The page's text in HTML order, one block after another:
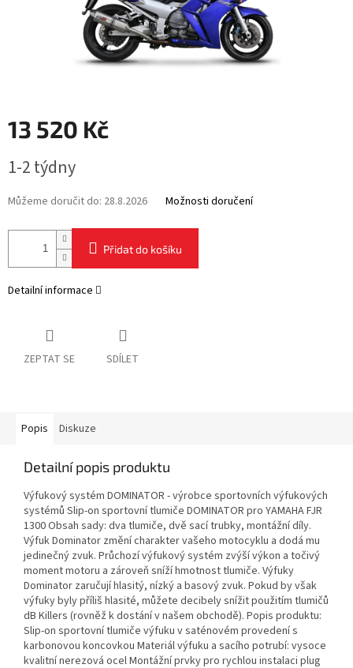
13 520 Kč
cena:
1-2 týdny
Můžeme doručit do: 28.8.2026 Možnosti doručení
Přidat do košíku
Detailní informace
ZEPTAT SE SDÍLET
Popis Diskuze
Detailní popis produktu
Výfukový systém DOMINATOR - výrobce sportovních výfukových
systémů Slip-on sportovní tlumiče DOMINATOR pro YAMAHA FJR
1300 Obsah sady: dva tlumiče, dvě sací trubky, montážní díly.
Výfuk Dominator změní charakter vašeho motocyklu a dodá mu
jedinečný zvuk. Průchozí výfukový systém zvýší výkon a točivý
moment motoru a zároveň sníží hmotnost tlumiče. Výfuky
Dominator zaručují hlasitý, nízký a basový zvuk. Pokud by však
výfuky byly příliš hlasité, můžete decibely snížit použitím tlumičů
dB Killers (rovněž k dostání v našem obchodě). Popis produktu:
Slip-on sportovní tlumiče výfuku v saténovém provedení s
karbonovou koncovkou Materiál výfuku a sacího potrubí: vysoce
kvalitní nerezová ocel Montážní prvky pro rychlou instalaci plug